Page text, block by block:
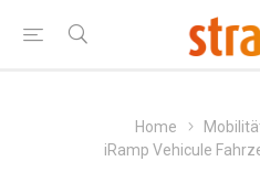
Home
iRamp Vehicule